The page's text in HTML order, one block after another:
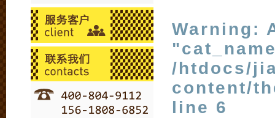
Warning:
/htdocs/
content/
line 6